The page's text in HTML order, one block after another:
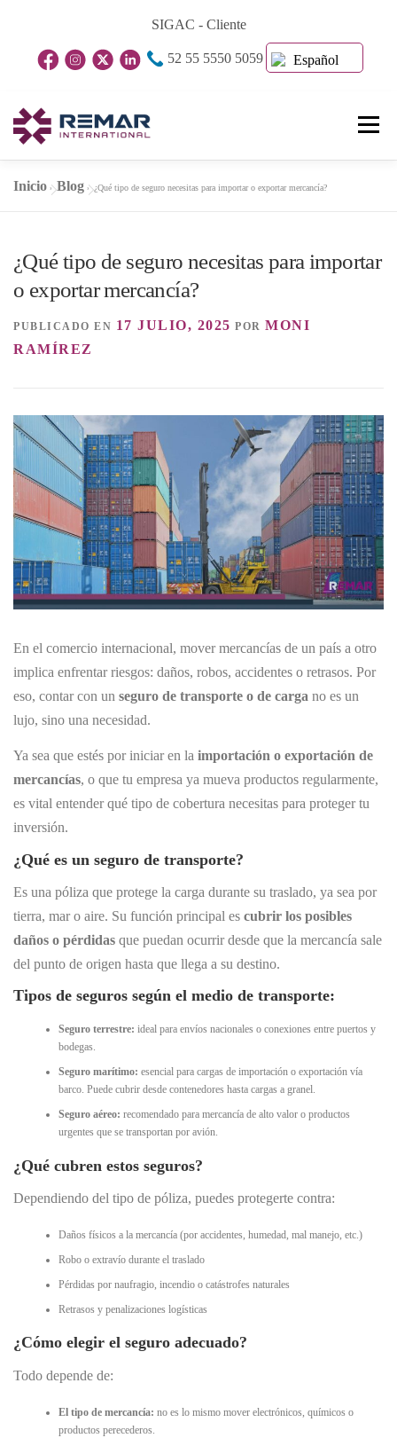
contenido
SIGAC - Cliente
52 55 5550 5059 Español
Menú
Inicio Nosotros Unidades De Negocio
Blog Contacto
Inicio »Blog »¿Qué tipo de seguro necesitas para importar o exportar mercancía?
¿Qué tipo de seguro necesitas para importar
o exportar mercancía?
PUBLICADO EN 17 JULIO, 2025 POR MONI
RAMÍREZ
En el comercio internacional, mover mercancías de un país a otro
implica enfrentar riesgos: daños, robos, accidentes o retrasos. Por
eso, contar con un seguro de transporte o de carga no es un
lujo, sino una necesidad.
Ya sea que estés por iniciar en la importación o exportación de
mercancías, o que tu empresa ya mueva productos regularmente,
es vital entender qué tipo de cobertura necesitas para proteger tu
inversión.
¿Qué es un seguro de transporte?
Es una póliza que protege la carga durante su traslado, ya sea por
tierra, mar o aire. Su función principal es cubrir los posibles
daños o pérdidas que puedan ocurrir desde que la mercancía sale
del punto de origen hasta que llega a su destino.
Tipos de seguros según el medio de transporte:
Seguro terrestre: ideal para envíos nacionales o conexiones entre puertos y
bodegas.
Seguro marítimo: esencial para cargas de importación o exportación vía
barco. Puede cubrir desde contenedores hasta cargas a granel.
Seguro aéreo: recomendado para mercancía de alto valor o productos
urgentes que se transportan por avión.
¿Qué cubren estos seguros?
Dependiendo del tipo de póliza, puedes protegerte contra:
Daños físicos a la mercancía (por accidentes, humedad, mal manejo, etc.)
Robo o extravío durante el traslado
Pérdidas por naufragio, incendio o catástrofes naturales
Retrasos y penalizaciones logísticas
¿Cómo elegir el seguro adecuado?
Todo depende de:
El tipo de mercancía: no es lo mismo mover electrónicos, químicos o
productos perecederos.